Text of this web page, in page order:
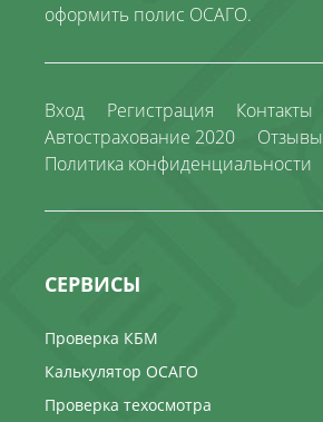
оформить полис ОСАГО.
Вход Регистрация
Контакты
Автострахование 2020
Отзывы
Политика конфиденциальности
СЕРВИСЫ
Проверка КБМ
Калькулятор ОСАГО
Проверка техосмотра